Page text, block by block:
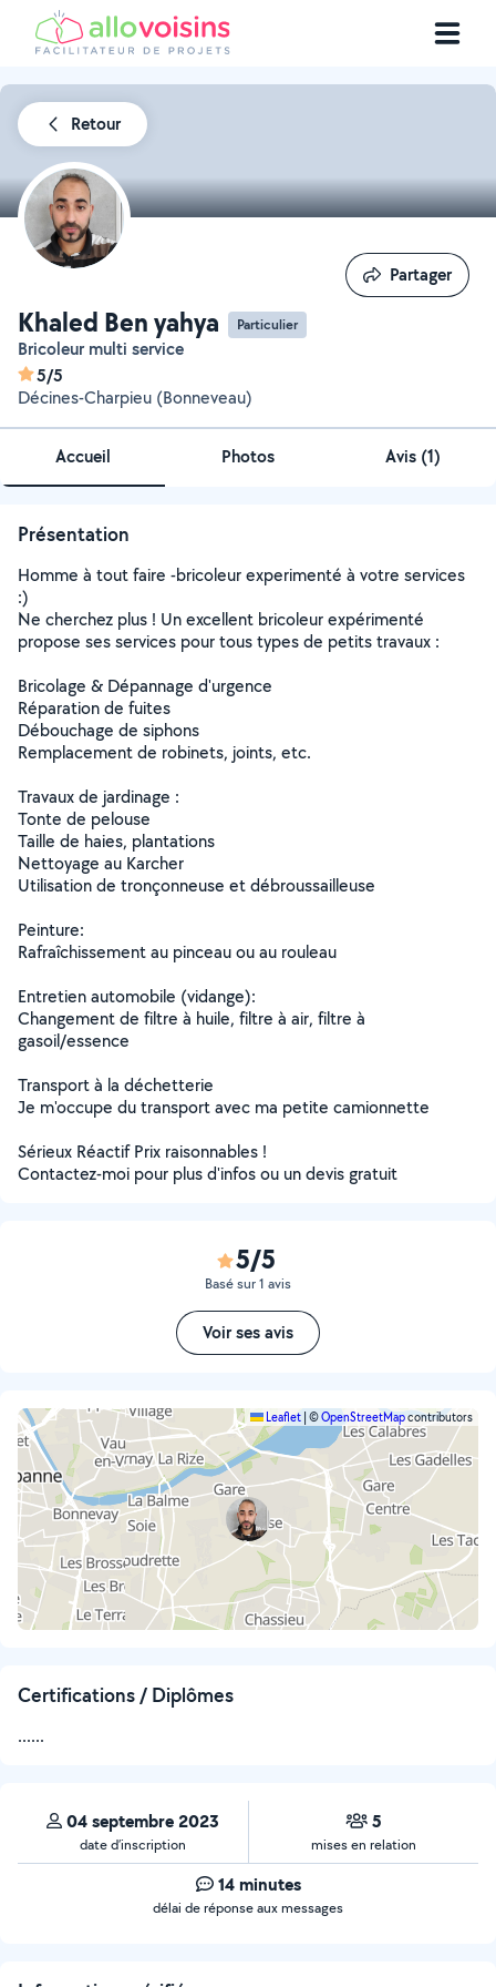
Retour
Khaled Ben yahya Particulier
Bricoleur multi service
5/5
Décines-Charpieu (Bonneveau)
Partager
Partager
Accueil Photos Avis (1)
Présentation
Homme à tout faire -bricoleur experimenté à votre services
:)
Ne cherchez plus ! Un excellent bricoleur expérimenté
propose ses services pour tous types de petits travaux :
Bricolage & Dépannage d'urgence
Réparation de fuites
Débouchage de siphons
Remplacement de robinets, joints, etc.
Travaux de jardinage :
Tonte de pelouse
Taille de haies, plantations
Nettoyage au Karcher
Utilisation de tronçonneuse et débroussailleuse
Peinture:
Rafraîchissement au pinceau ou au rouleau
Entretien automobile (vidange):
Changement de filtre à huile, filtre à air, filtre à
gasoil/essence
Transport à la déchetterie
Je m'occupe du transport avec ma petite camionnette
Sérieux Réactif Prix raisonnables !
Contactez-moi pour plus d'infos ou un devis gratuit
5/5
Basé sur 1 avis
Voir ses avis
Leaflet ©OpenStreetMapcontributors
Certifications / Diplômes
......
04 septembre 2023
date d’inscription
5
mises en relation
14 minutes
délai de réponse aux messages